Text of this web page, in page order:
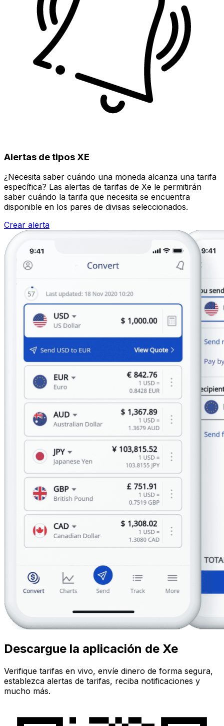
Alertas de tipos XE
¿Necesita saber cuándo una moneda alcanza una tarifa
específica? Las alertas de tarifas de Xe le permitirán
saber cuándo la tarifa que necesita se encuentra
disponible en los pares de divisas seleccionados.
Crear alerta
Descargue la aplicación de Xe
Verifique tarifas en vivo, envíe dinero de forma segura,
establezca alertas de tarifas, reciba notificaciones y
mucho más.